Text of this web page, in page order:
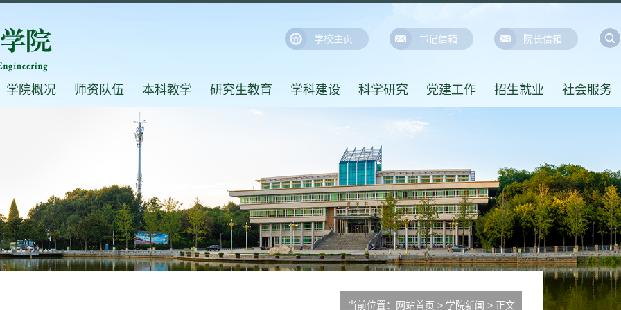
学校主页 书记信箱 院长信箱
学院概况 师资队伍 本科教学 研究生教育 学科建设 科学研究 党建工作 招生就业 社会服务
当前位置： 网站首页 > 学院新闻 > 正文